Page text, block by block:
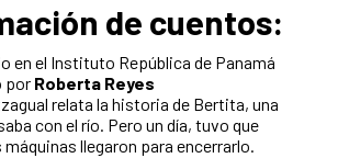
de cuentos:
en el Instituto República de Panamá
por Roberta Reyes
relata la historia de Bertita, una
con el río. Pero un día, tuvo que
llegaron para encerrarlo.